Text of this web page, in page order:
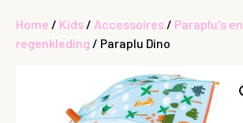
Home / Kids / Accessoires / Paraplu's en
regenkleding / Paraplu Dino